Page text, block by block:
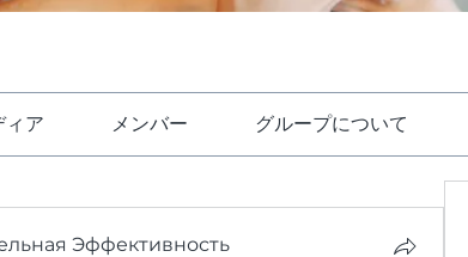
ィア メンバー グループについて
Эффективность